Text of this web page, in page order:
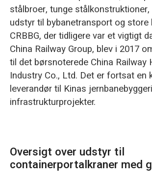
stålbroer, tunge
udstyr til bybanetransport og store
CRBBG, der tidligere var et vigtigt
China Railway Group, blev i 2017
til det børsnoterede China Railway
Industry Co., Ltd. Det er fortsat en
leverandør til Kinas
infrastrukturprojekter.
Oversigt over udstyr til
containerportalkraner med